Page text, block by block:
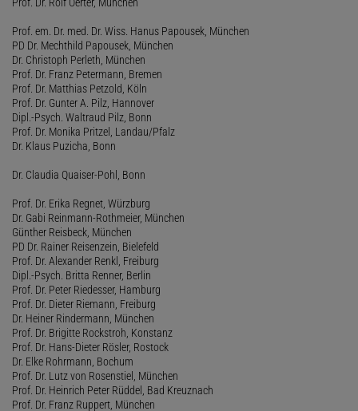
Prof. em. Dr. med. Dr. Wiss. Hanus Papousek, München
PD Dr. Mechthild Papousek, München
Dr. Christoph Perleth, München
Prof. Dr. Franz Petermann, Bremen
Prof. Dr. Matthias Petzold, Köln
Prof. Dr. Gunter A. Pilz, Hannover
Dipl.-Psych. Waltraud Pilz, Bonn
Prof. Dr. Monika Pritzel, Landau/Pfalz
Dr. Klaus Puzicha, Bonn
Dr. Claudia Quaiser-Pohl, Bonn
Prof. Dr. Erika Regnet, Würzburg
Dr. Gabi Reinmann-Rothmeier, München
Günther Reisbeck, München
PD Dr. Rainer Reisenzein, Bielefeld
Prof. Dr. Alexander Renkl, Freiburg
Dipl.-Psych. Britta Renner, Berlin
Prof. Dr. Peter Riedesser, Hamburg
Prof. Dr. Dieter Riemann, Freiburg
Dr. Heiner Rindermann, München
Prof. Dr. Brigitte Rockstroh, Konstanz
Prof. Dr. Hans-Dieter Rösler, Rostock
Dr. Elke Rohrmann, Bochum
Prof. Dr. Lutz von Rosenstiel, München
Prof. Dr. Heinrich Peter Rüddel, Bad Kreuznach
Prof. Dr. Franz Ruppert, München